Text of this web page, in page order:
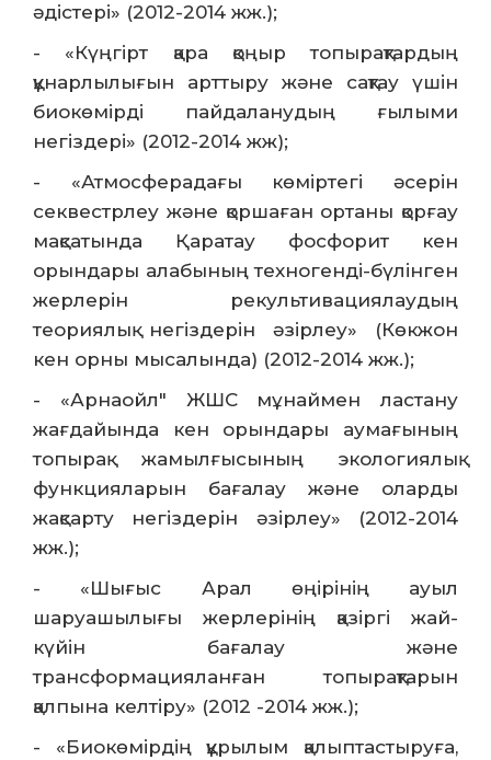
әдістері» (2012-2014 жж.);
- «Күңгірт қара қоңыр топырақтардың
құнарлылығын арттыру және сақтау үшін
биокөмірді пайдаланудың ғылыми
негіздері» (2012-2014 жж);
- «Атмосферадағы көміртегі әсерін
секвестрлеу және қоршаған ортаны қорғау
мақсатында Қаратау фосфорит кен
орындары алабының техногенді-бүлінген
жерлерін рекультивациялаудың
теориялық негіздерін әзірлеу» (Көкжон
кен орны мысалында) (2012-2014 жж.);
- «Арнаойл" ЖШС мұнаймен ластану
жағдайында кен орындары аумағының
топырақ жамылғысының экологиялық
функцияларын бағалау және оларды
жақсарту негіздерін әзірлеу» (2012-2014
жж.);
- «Шығыс Арал өңірінің ауыл
шаруашылығы жерлерінің қазіргі жай-
күйін бағалау және
трансформацияланған топырақтарын
қалпына келтіру» (2012 -2014 жж.);
- «Биокөмірдің құрылым қалыптастыруға,